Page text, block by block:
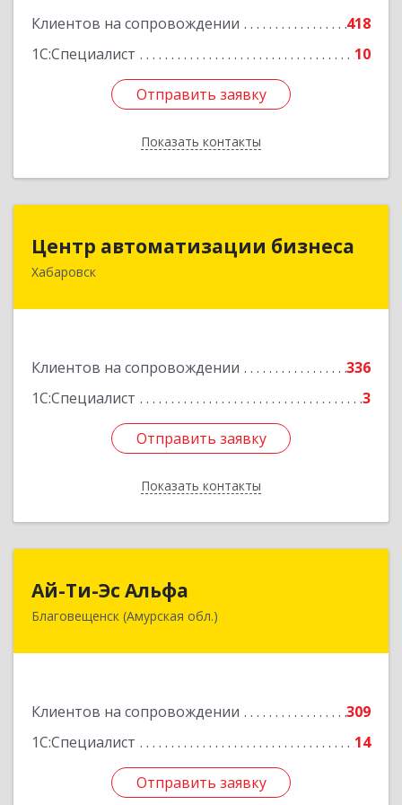
Клиентов на сопровождении
418
1С:Специалист
10
Отправить заявку
Показать контакты
Отправить заявку
Назад
Центр автоматизации бизнеса
Хабаровск
Клиентов на сопровождении
336
1С:Специалист
3
Отправить заявку
Показать контакты
Центр автоматизации бизнеса
680030, Хабаровский край, Хабаровск г, Ленина
Отправить заявку
Назад
Ай-Ти-Эс Альфа
Благовещенск (Амурская обл.)
Клиентов на сопровождении
309
1С:Специалист
14
Отправить заявку
675000, Амурская обл, Благовещенск г, Зейская
Отправить заявку